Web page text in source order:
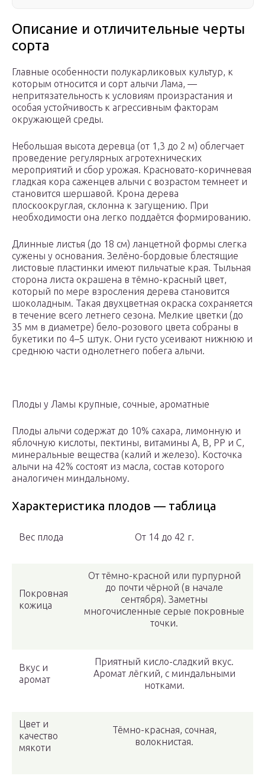
Описание и отличительные черты
сорта
Главные особенности полукарликовых культур, к
которым относится и сорт алычи Лама, —
непритязательность к условиям произрастания и
особая устойчивость к агрессивным факторам
окружающей среды.
Небольшая высота деревца (от 1,3 до 2 м) облегчает
проведение регулярных агротехнических
мероприятий и сбор урожая. Красновато-коричневая
гладкая кора саженцев алычи с возрастом темнеет и
становится шершавой. Крона дерева
плоскоокруглая, склонна к загущению. При
необходимости она легко поддаётся формированию.
Длинные листья (до 18 см) ланцетной формы слегка
сужены у основания. Зелёно-бордовые блестящие
листовые пластинки имеют пильчатые края. Тыльная
сторона листа окрашена в тёмно-красный цвет,
который по мере взросления дерева становится
шоколадным. Такая двухцветная окраска сохраняется
в течение всего летнего сезона. Мелкие цветки (до
35 мм в диаметре) бело-розового цвета собраны в
букетики по 4–5 штук. Они густо усеивают нижнюю и
среднюю части однолетнего побега алычи.
Плоды у Ламы крупные, сочные, ароматные
Плоды алычи содержат до 10% сахара, лимонную и
яблочную кислоты, пектины, витамины A, B, PP и C,
минеральные вещества (калий и железо). Косточка
алычи на 42% состоят из масла, состав которого
аналогичен миндальному.
Характеристика плодов — таблица
Вес плода От 14 до 42 г.
Покровная
кожица
От тёмно-красной или пурпурной
до почти чёрной (в начале
сентября). Заметны
многочисленные серые покровные
точки.
Вкус и
аромат
Приятный кисло-сладкий вкус.
Аромат лёгкий, с миндальными
нотками.
Цвет и
качество
мякоти
Тёмно-красная, сочная,
волокнистая.